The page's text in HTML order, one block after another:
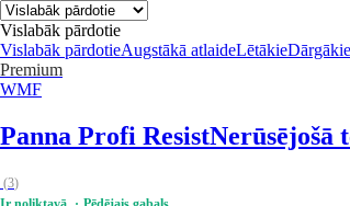
Vislabāk pārdotie
Vislabāk pārdotieAugstākā atlaideLētākieDārgākie
Premium
WMF
Panna Profi ResistNerūsējošā
(3)